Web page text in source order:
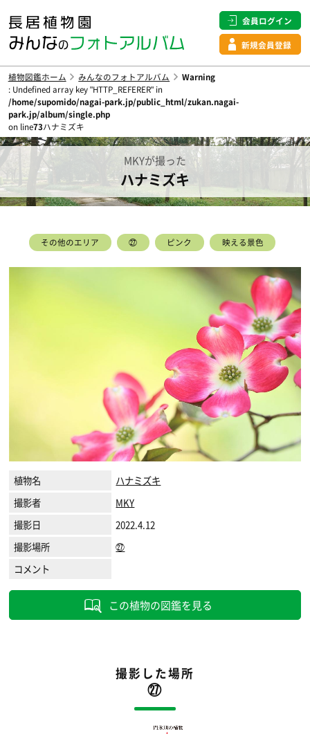
会員ログイン
新規会員登録
植物図鑑ホーム みんなのフォトアルバム
Warning
: Undefined array key "HTTP_REFERER" in
/home/supomido/nagai-park.jp/public_html/zukan.nagai-
park.jp/album/single.php
on line73ハナミズキ
MKYが撮った
ハナミズキ
その他のエリア ㉗ ピンク 映える景色
植物名
ハナミズキ
撮影者
MKY
撮影日
2022.4.12
撮影場所
㉗
コメント
この植物の図鑑を見る
撮影した場所
㉗